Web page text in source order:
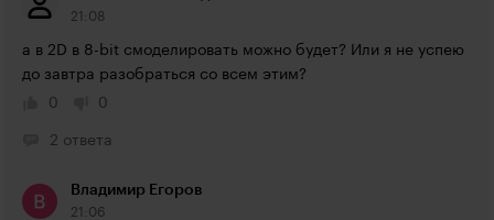
21:08
а в 2D в 8-bit смоделировать можно будет? Или я не успею
до завтра разобраться со всем этим?
0
0
2 ответа
Владимир Егоров
21:06